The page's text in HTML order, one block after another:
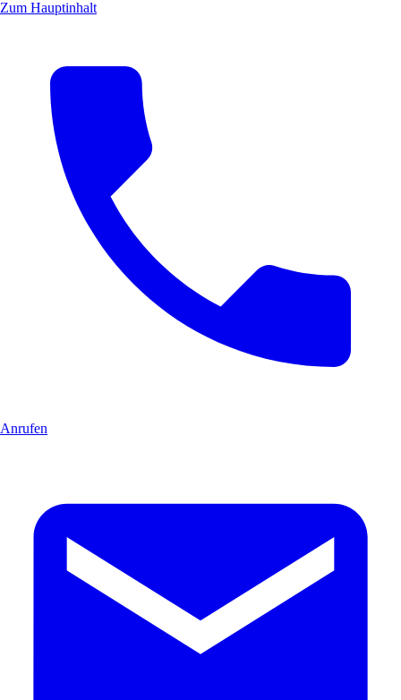
Zum Hauptinhalt
Anrufen